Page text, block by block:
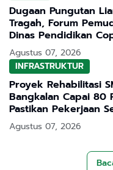
Dugaan Pungutan
Tragah, Forum
Dinas Pendidikan
Sekolah
Agustus 07, 2026
INFRASTRUKTUR
Proyek Rehabilitasi
Bangkalan Capai 80
Pastikan Pekerjaan
Transparan
Agustus 07, 2026